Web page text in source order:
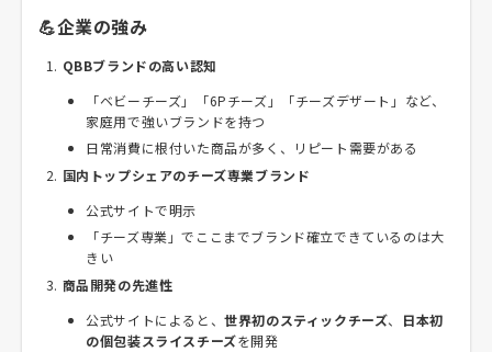
💪企業の強み
QBBブランドの高い認知
「ベビーチーズ」「6Pチーズ」「チーズデザート」など、
家庭用で強いブランドを持つ
日常消費に根付いた商品が多く、リピート需要がある
国内トップシェアのチーズ専業ブランド
公式サイトで明示
「チーズ専業」でここまでブランド確立できているのは大
きい
商品開発の先進性
公式サイトによると、世界初のスティックチーズ、
日本初
の個包装スライスチーズを開発